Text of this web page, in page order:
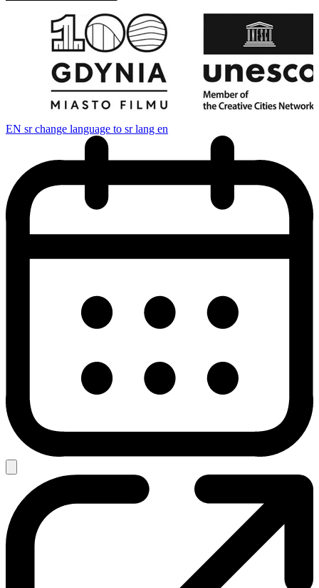
EN sr change language to sr lang en